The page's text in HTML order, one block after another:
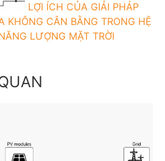
LỢI ÍCH CỦA GIẢI PHÁP
KHÔNG CÂN BẰNG TRONG HỆ
LƯỢNG MẶT TRỜI